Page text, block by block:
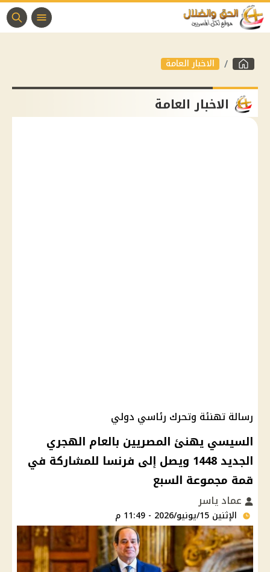
الاخبار العامة
الاخبار العامة
رسالة تهنئة وتحرك رئاسي دولي
السيسي يهنئ المصريين بالعام الهجري
الجديد 1448 ويصل إلى فرنسا للمشاركة في
قمة مجموعة السبع
عماد ياسر
الإثنين 15/يونيو/2026 - 11:49 م